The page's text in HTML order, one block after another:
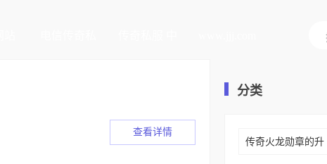
查看详情
分类
传奇火龙勋章的升